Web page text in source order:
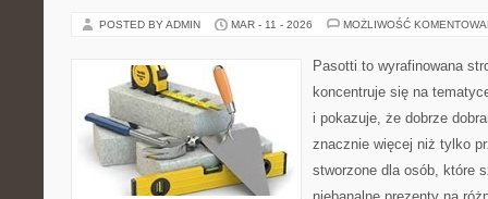
POSTED BY ADMIN MAR - 11 - 2026 MOŻLIWOŚĆ
Pasotti to wyrafinowana
koncentruje się na
i pokazuje, że dobrze
znacznie więcej niż tylko
stworzone dla osób, które